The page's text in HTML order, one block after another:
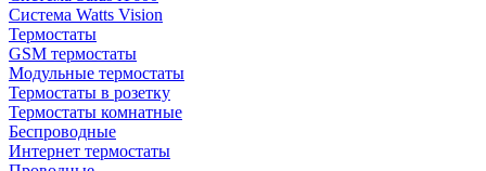
Система Watts Vision
Термостаты
GSM термостаты
Модульные термостаты
Термостаты в розетку
Термостаты комнатные
Беспроводные
Интернет термостаты